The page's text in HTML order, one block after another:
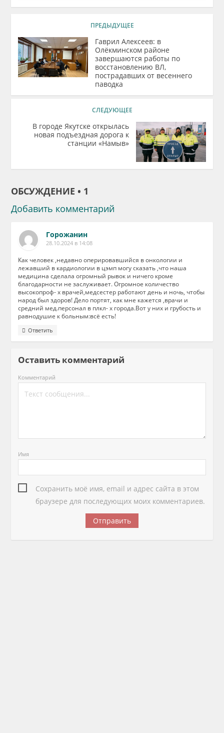
ПРЕДЫДУЩЕЕ
Гаврил Алексеев: в
Олёкминском районе
завершаются работы по
восстановлению ВЛ,
пострадавших от весеннего
паводка
СЛЕДУЮЩЕЕ
В городе Якутске открылась
новая подъездная дорога к
станции «Намыв»
ОБСУЖДЕНИЕ • 1
Добавить комментарий
Горожанин
28.10.2024 в 14:08
Как человек ,недавно оперировавшийся в онкологии и
лежавший в кардиологии в цэмп могу сказать ,что наша
медицина сделала огромный рывок и ничего кроме
благодарности не заслуживает. Огромное количество
высокопроф- х врачей,медсестер работают день и ночь, чтобы
народ был здоров! Дело портят, как мне кажется ,врачи и
средний мед.персонал в плкл- х города.Вот у них и грубость и
равнодушие к больным:всё есть!
Ответить
Оставить комментарий
Комментарий
Имя
Сохранить моё имя, email и адрес сайта в этом
браузере для последующих моих комментариев.